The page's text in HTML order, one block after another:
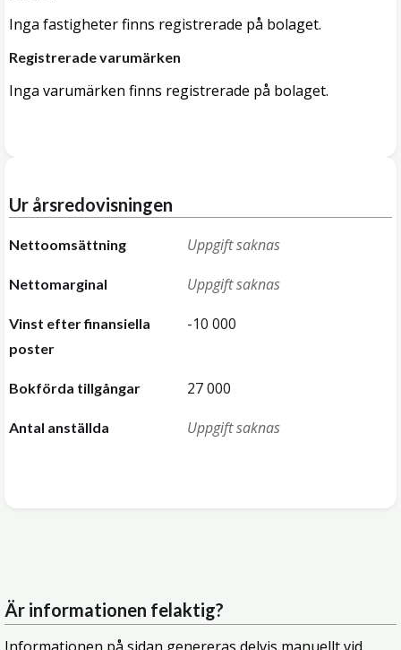
Inga fastigheter finns registrerade på bolaget.
Registrerade varumärken
Inga varumärken finns registrerade på bolaget.
Ur årsredovisningen
Nettoomsättning Uppgift saknas
Nettomarginal Uppgift saknas
Vinst efter finansiella
poster
-10 000
Bokförda tillgångar 27 000
Antal anställda Uppgift saknas
Är informationen felaktig?